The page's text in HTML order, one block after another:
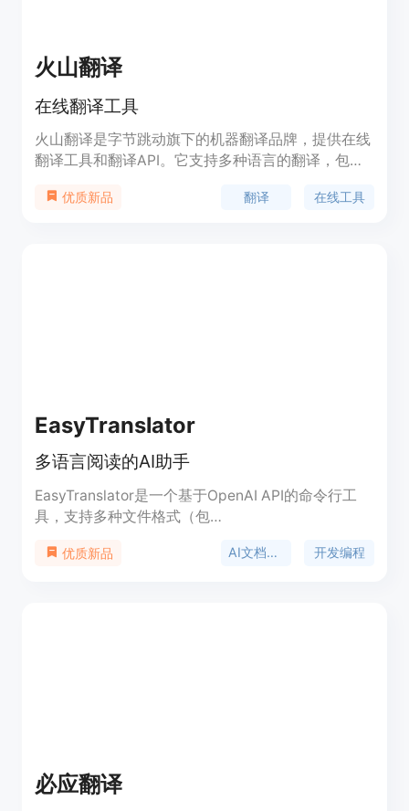
火山翻译
在线翻译工具
火山翻译是字节跳动旗下的机器翻译品牌，提供在线
翻译工具和翻译API。它支持多种语言的翻译，包括
用工具多合一、图片翻译、语音同传等功能。用户可
优质新品 翻译 在线工具
EasyTranslator
多语言阅读的AI助手
EasyTranslator是一个基于OpenAI API的命令行工
具，支持多种文件格式（包
译。它可以轻松地翻译文本文件，消除语言障碍。
优质新品 AI文档工具 开发编程
必应翻译